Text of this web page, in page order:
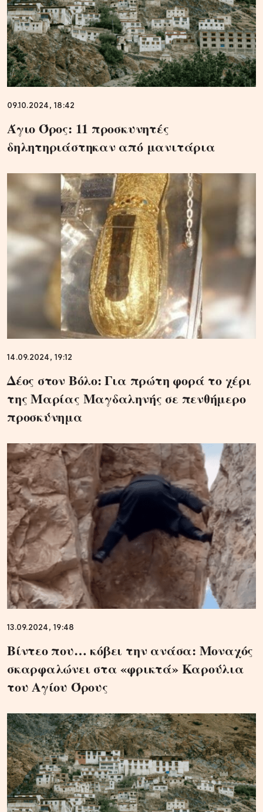
09.10.2024, 18:42
Άγιο Όρος: 11 προσκυνητές
δηλητηριάστηκαν από μανιτάρια
14.09.2024, 19:12
Δέος στον Βόλο: Για πρώτη φορά το χέρι
της Μαρίας Μαγδαληνής σε πενθήμερο
προσκύνημα
13.09.2024, 19:48
Βίντεο που… κόβει την ανάσα: Μοναχός
σκαρφαλώνει στα «φρικτά» Καρούλια
του Αγίου Όρους